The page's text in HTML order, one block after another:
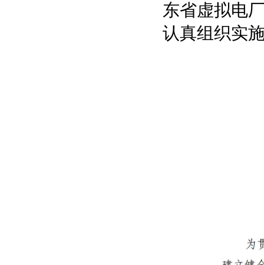
东省虚拟电
认真组织实